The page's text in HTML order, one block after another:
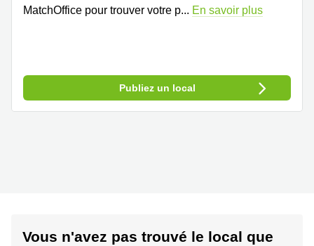
MatchOffice pour trouver votre p... En savoir plus
Publiez un local
Vous n'avez pas trouvé le local que